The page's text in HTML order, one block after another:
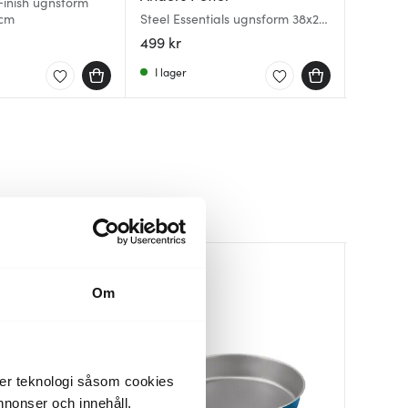
Om
teknologi såsom cookies
och innehåll,
Steel Essentials ugnsform 38x28
cm stål
499 kr
I lager